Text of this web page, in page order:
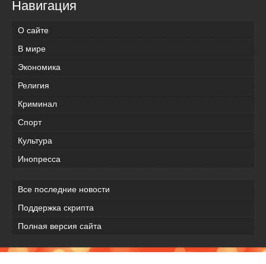
Навигация
О сайте
В мире
Экономика
Религия
Криминал
Спорт
Культура
Инопресса
Все последние новости
Поддержка скрипта
Полная версия сайта